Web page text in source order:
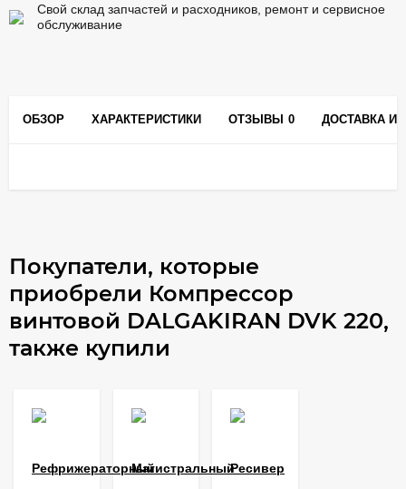
Свой склад запчастей и расходников, ремонт и сервисное
обслуживание
ОБЗОР ХАРАКТЕРИСТИКИ ОТЗЫВЫ 0 ДОСТАВКА И
Покупатели, которые
приобрели Компрессор
винтовой DALGAKIRAN DVK 220,
также купили